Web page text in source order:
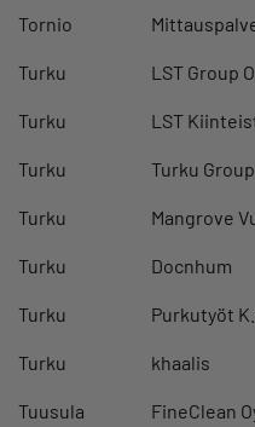
Tornio
Turku LST Group
Turku LST
Turku Turku
Turku Mangrove
Turku Docnhum
Turku Purkutyöt
Turku khaalis
Tuusula FineClean